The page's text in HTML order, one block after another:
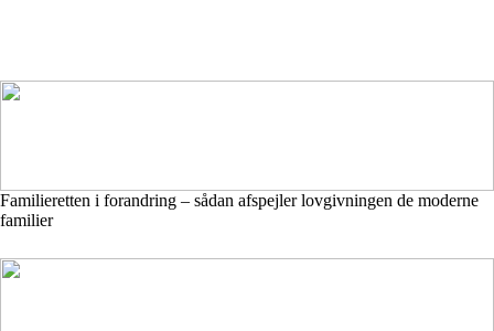
Familieretten i forandring – sådan afspejler lovgivningen de moderne
familier